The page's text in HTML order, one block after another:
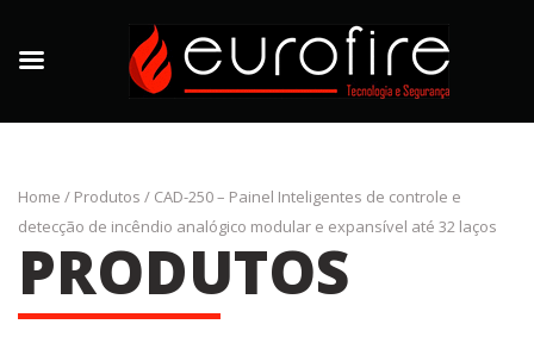
Home / Produtos / CAD-250 – Painel Inteligentes de controle e
detecção de incêndio analógico modular e expansível até 32 laços
PRODUTOS